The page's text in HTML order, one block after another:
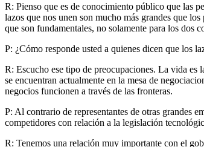
R: Pienso que es de conocimiento público que las
lazos que nos unen son mucho más grandes que
que son fundamentales, no solamente para los dos
P: ¿Cómo responde usted a quienes dicen que los
R: Escucho ese tipo de preocupaciones. La vida es
se encuentran actualmente en la mesa de
negocios funcionen a través de las fronteras.
P: Al contrario de representantes de otras grandes
competidores con relación a la legislación
R: Tenemos una relación muy importante con el